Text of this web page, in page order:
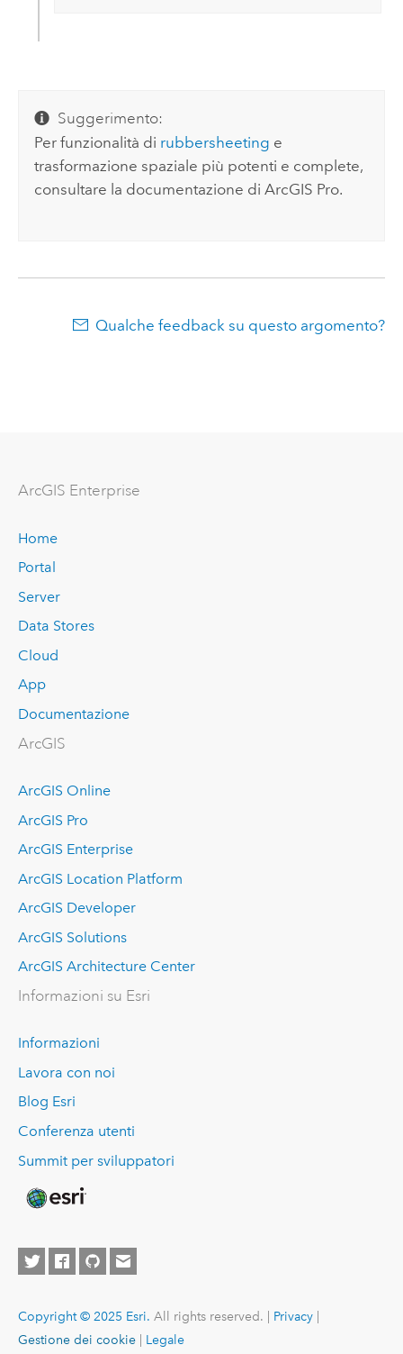
Suggerimento:
Per funzionalità di rubbersheeting e
trasformazione spaziale più potenti e complete,
consultare la documentazione diArcGIS Pro.
Qualche feedback su questo argomento?
ArcGIS Enterprise
Home
Portal
Server
Data Stores
Cloud
App
Documentazione
ArcGIS
ArcGIS Online
ArcGIS Pro
ArcGIS Enterprise
ArcGIS Location Platform
ArcGIS Developer
ArcGIS Solutions
ArcGIS Architecture Center
Informazioni su Esri
Informazioni
Lavora con noi
Blog Esri
Conferenza utenti
Summit per sviluppatori
Copyright © 2025 Esri. All rights reserved. | Privacy|
Gestione dei cookie
Legale